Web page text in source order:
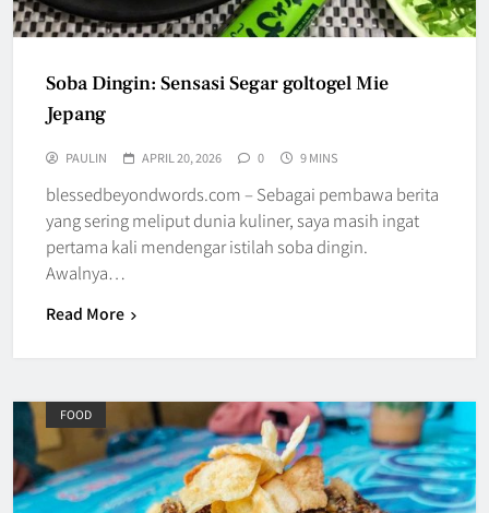
Soba Dingin: Sensasi Segar goltogel Mie
Jepang
PAULIN APRIL 20, 2026 0 9 MINS
blessedbeyondwords.com – Sebagai pembawa berita
yang sering meliput dunia kuliner, saya masih ingat
pertama kali mendengar istilah soba dingin.
Awalnya…
Read More
FOOD